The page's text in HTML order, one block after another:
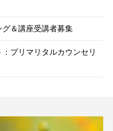
＆講座受講者募集
プリマリタルカウンセリ